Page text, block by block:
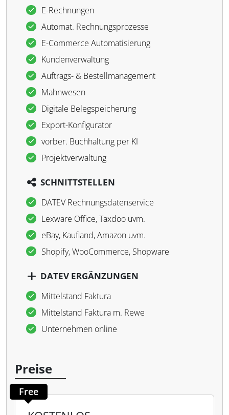
E-Rechnungen
Automat. Rechnungsprozesse
E-Commerce Automatisierung
Kundenverwaltung
Auftrags- & Bestellmanagement
Mahnwesen
Digitale Belegspeicherung
Export-Konfigurator
vorber. Buchhaltung per KI
Projektverwaltung
SCHNITTSTELLEN
DATEV Rechnungsdatenservice
Lexware Office, Taxdoo uvm.
eBay, Kaufland, Amazon uvm.
Shopify, WooCommerce, Shopware
DATEV ERGÄNZUNGEN
Mittelstand Faktura
Mittelstand Faktura m. Rewe
Unternehmen online
Preise
Free